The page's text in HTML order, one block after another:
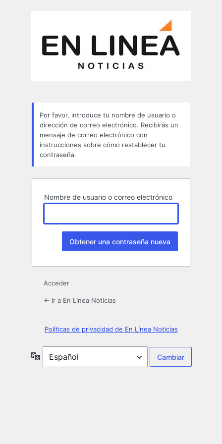
Por favor, introduce tu nombre de usuario o
dirección de correo electrónico. Recibirás un
mensaje de correo electrónico con
instrucciones sobre cómo restablecer tu
contraseña.
Nombre de usuario o correo electrónico
Acceder
← Ir a En Linea Noticias
Políticas de privacidad de En Línea Noticias
Idioma